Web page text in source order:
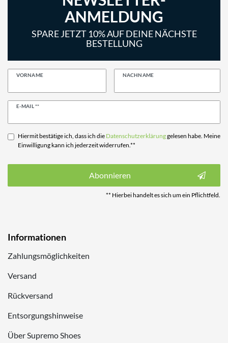
ANMELDUNG
SPARE JETZT 10% AUF DEINE NÄCHSTE
BESTELLUNG
VORNAME NACHNAME
E-MAIL **
Newsletter
Hiermit bestätige ich, dass ich die Daten­schutz­erklärunggelesen habe. Meine
Einwilligung kann ich jederzeit widerrufen.**
Abonnieren
** Hierbei handelt es sich um ein Pflichtfeld.
Informationen
Zahlungsmöglichkeiten
Versand
Rückversand
Entsorgungshinweise
Über Supremo Shoes